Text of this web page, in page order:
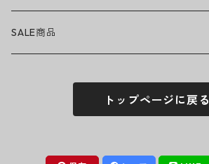
LADY GAGA
MICHAEL JACKSON
MY CHEMICAL ROMANCE
アクセサリー・小物
Tシャツ・ロングTシャツ
ボトムス
パンツ・ズボン
サングラス
フィギュア
SALE商品
トップページに戻る